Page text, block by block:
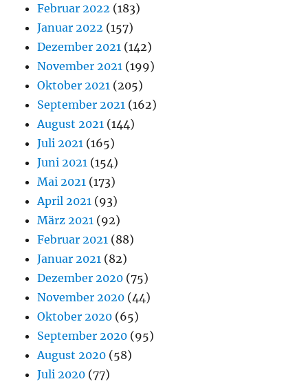
Februar 2022 (183)
Januar 2022 (157)
Dezember 2021 (142)
November 2021 (199)
Oktober 2021 (205)
September 2021 (162)
August 2021 (144)
Juli 2021 (165)
Juni 2021 (154)
Mai 2021 (173)
April 2021 (93)
März 2021 (92)
Februar 2021 (88)
Januar 2021 (82)
Dezember 2020 (75)
November 2020 (44)
Oktober 2020 (65)
September 2020 (95)
August 2020 (58)
Juli 2020 (77)